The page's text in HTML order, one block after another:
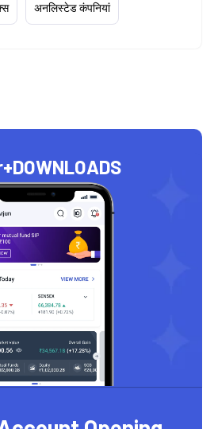
अनलिस्टेड कंपनियां
DOWNLOADS